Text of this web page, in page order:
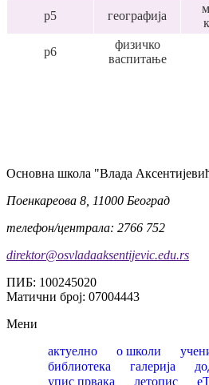
p5 географија
p6
физичко
васпитање
Oсновна школа "Влада
Поенкареова 8, 11000 Београд
телефон/централа: 2766 752
direktor@osvladaaksentijevic.edu.rs
ПИБ: 100245020
Матични број: 07004443
Мени
актуелно
о школи
библиотека
галерија
упис првака
летопис